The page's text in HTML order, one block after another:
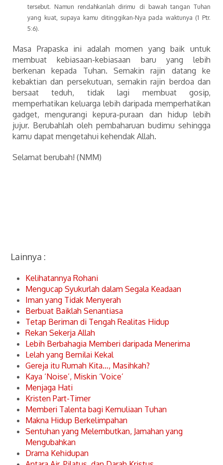
tersebut. Namun rendahkanlah dirimu di bawah tangan Tuhan
yang kuat, supaya kamu ditinggikan-Nya pada waktunya (1 Ptr.
5:6).
Masa Prapaska ini adalah momen yang baik untuk
membuat kebiasaan-kebiasaan baru yang lebih
berkenan kepada Tuhan. Semakin rajin datang ke
kebaktian dan persekutuan, semakin rajin berdoa dan
bersaat teduh, tidak lagi membuat gosip,
memperhatikan keluarga lebih daripada memperhatikan
gadget, mengurangi kepura-puraan dan hidup lebih
jujur. Berubahlah oleh pembaharuan budimu sehingga
kamu dapat mengetahui kehendak Allah.
Selamat berubah! (NMM)
Lainnya :
Kelihatannya Rohani
Mengucap Syukurlah dalam Segala Keadaan
Iman yang Tidak Menyerah
Berbuat Baiklah Senantiasa
Tetap Beriman di Tengah Realitas Hidup
Rekan Sekerja Allah
Lebih Berbahagia Memberi daripada Menerima
Lelah yang Bernilai Kekal
Gereja itu Rumah Kita…, Masihkah?
Kaya ‘Noise’, Miskin ‘Voice’
Menjaga Hati
Kristen Part-Timer
Memberi Talenta bagi Kemuliaan Tuhan
Makna Hidup Berkelimpahan
Sentuhan yang Melembutkan, Jamahan yang
Mengubahkan
Drama Kehidupan